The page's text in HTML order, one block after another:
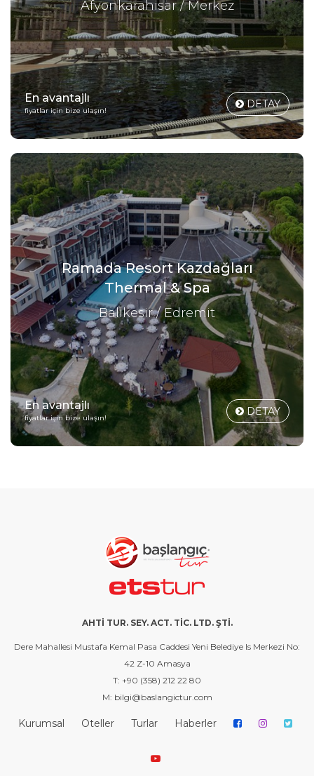
Afyonkarahisar / Merkez
En avantajlı
fiyatlar için bize ulaşın!
DETAY
Ramada Resort Kazdağları
Thermal & Spa
Balıkesir / Edremit
En avantajlı
fiyatlar için bize ulaşın!
DETAY
AHTİ TUR. SEY. ACT. TİC. LTD. ŞTİ.
Dere Mahallesi Mustafa Kemal Pasa Caddesi Yeni Belediye Is Merkezi No:
42 Z-10 Amasya
T: +90 (358) 212 22 80
M: bilgi@baslangictur.com
Kurumsal Oteller Turlar Haberler